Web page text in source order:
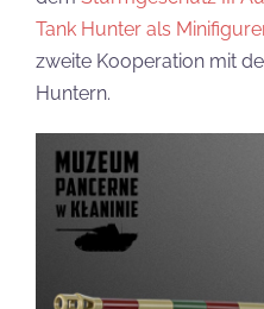
Tank Hunter als
zweite Kooperation mit
Huntern.